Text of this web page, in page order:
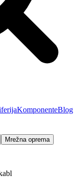
KomponenteBlog
Mrežna oprema